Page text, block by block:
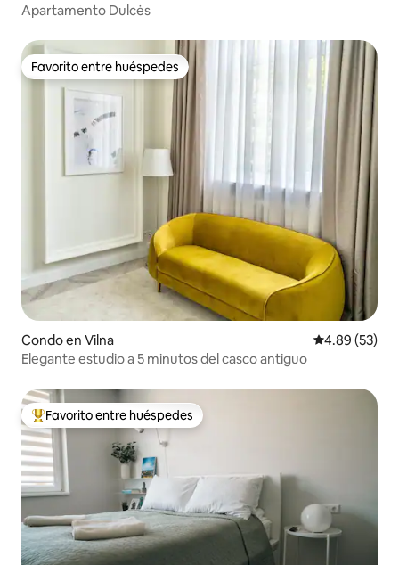
Apartamento Dulcės
Favorito entre huéspedes
Favorito entre huéspedes
Condo en Vilna Calificación
4.89 (53)
Elegante estudio a 5 minutos del casco antiguo
Favorito entre huéspedes preferido
Favorito entre huéspedes